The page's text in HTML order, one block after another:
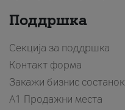
Поддршка
Секција за поддршка
Контакт форма
Закажи бизнис состанок
A1 Продажни места